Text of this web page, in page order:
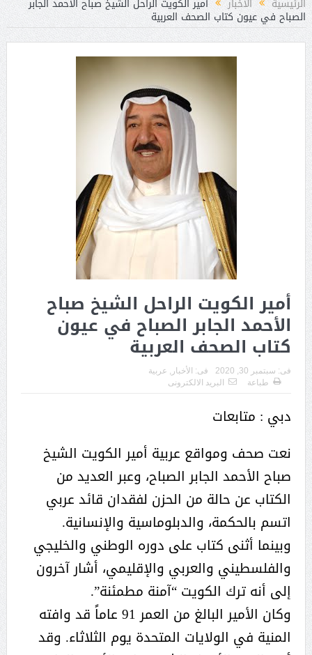
الصباح في عيون كتاب الصحف العربية
أمير الكويت الراحل الشيخ صباح
الأحمد الجابر الصباح في عيون
كتاب الصحف العربية
فى: سبتمبر 30, 2020 فى: الأخبار
عربية
طباعة
البريد الالكترونى
دبي : متابعات
نعت صحف ومواقع عربية أمير الكويت الشيخ
صباح الأحمد الجابر الصباح، وعبر العديد من
الكتاب عن حالة من الحزن لفقدان قائد عربي
اتسم بالحكمة، والدبلوماسية والإنسانية.
وبينما أثنى كتاب على دوره الوطني والخليجي
والفلسطيني والعربي والإقليمي، أشار آخرون
إلى أنه ترك الكويت “آمنة مطمئنة”.
وكان الأمير البالغ من العمر 91 عاماً قد وافته
المنية في الولايات المتحدة يوم الثلاثاء. وقد